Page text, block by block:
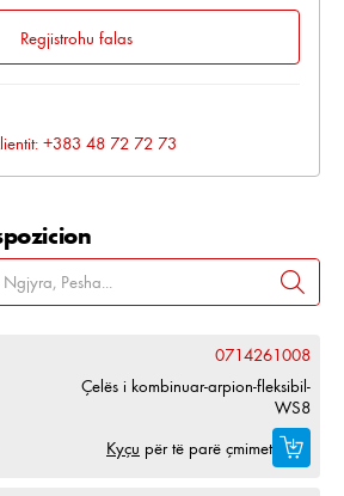
Regjistrohu falas
+383 48 72 72 73
0714261008
Çelës i kombinuar-arpion-fleksibil-
WS8
Kyçu për të parë çmimet